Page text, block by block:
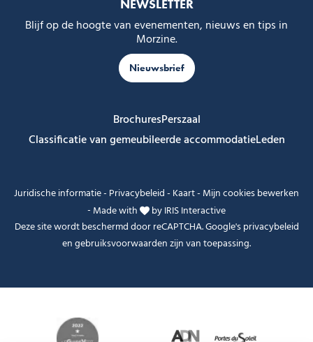
NEWSLETTER
Blijf op de hoogte van evenementen, nieuws en tips in
Morzine.
Nieuwsbrief
BrochuresPerszaal
Classificatie van gemeubileerde accommodatieLeden
Juridische informatie- Privacybeleid- Kaart- Mijn cookies bewerken
- Made with byIRIS Interactive
Deze site wordt beschermd door reCAPTCHA. Google'sprivacybeleid
engebruiksvoorwaardenzijn van toepassing.